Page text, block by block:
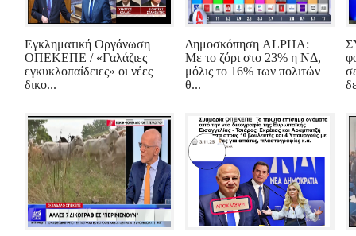
Εγκληματική Οργάνωση
ΟΠΕΚΕΠΕ / «Γαλάζιες
εγκυκλοπαίδειες» οι νέες
δικο...
Δημοσκόπηση ALPHA:
Με το ζόρι στο 23% η ΝΔ,
μόλις το 16% των πολιτών
θ...